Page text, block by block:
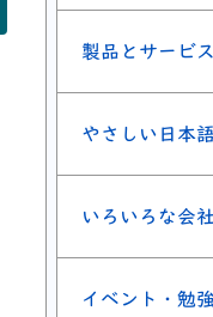
製品とサービス
やさしい日本
いろいろな会
イベント・勉